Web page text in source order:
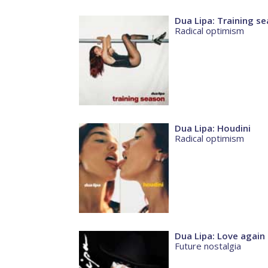
Dua Lipa: Training
Radical optimism
Dua Lipa: Houdini
Radical optimism
Dua Lipa: Love again
Future nostalgia